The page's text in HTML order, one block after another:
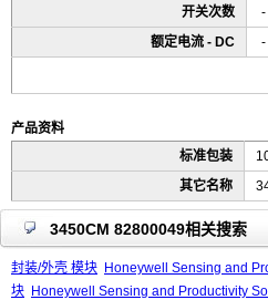
开关次数
-
额定电流 - DC
-
产品资料
标准包装
其它名称
3450CM 82800049相关搜索
封装/外壳 模块 Honeywell Sensing and
块 Honeywell Sensing and Productivity